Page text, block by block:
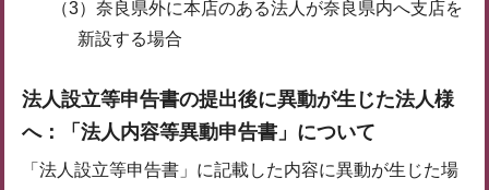
（3）奈良県外に本店のある法人が奈良県内へ支店を
新設する場合
法人設立等申告書の提出後に異動が生じた法人様
へ：「法人内容等異動申告書」について
「法人設立等申告書」に記載した内容に異動が生じた場